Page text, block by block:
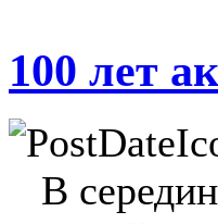
100 лет
В